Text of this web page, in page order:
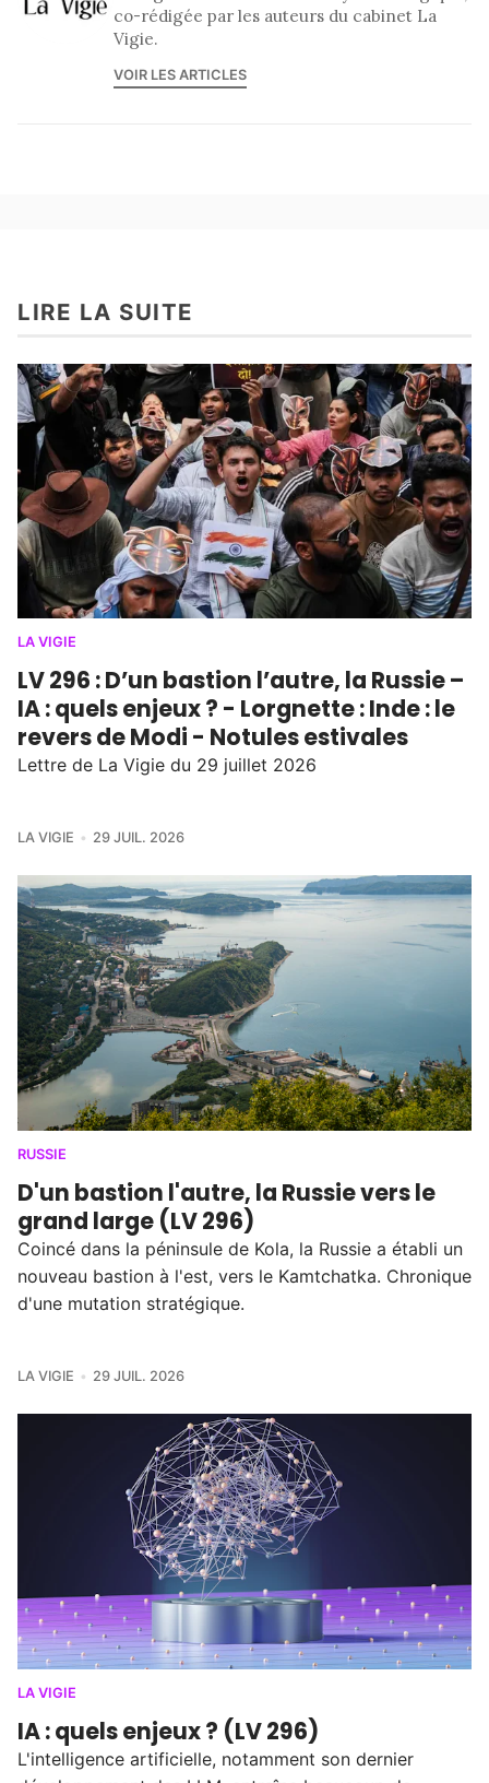
co-rédigée par les auteurs du cabinet La
Vigie.
VOIR LES ARTICLES
LIRE LA SUITE
LA VIGIE
LV 296 : D’un bastion l’autre, la Russie –
IA : quels enjeux ? - Lorgnette : Inde : le
revers de Modi - Notules estivales
Lettre de La Vigie du 29 juillet 2026
LA VIGIE 29 JUIL. 2026
RUSSIE
D'un bastion l'autre, la Russie vers le
grand large (LV 296)
Coincé dans la péninsule de Kola, la Russie a établi un
nouveau bastion à l'est, vers le Kamtchatka. Chronique
d'une mutation stratégique.
LA VIGIE 29 JUIL. 2026
LA VIGIE
IA : quels enjeux ? (LV 296)
L'intelligence artificielle, notamment son dernier